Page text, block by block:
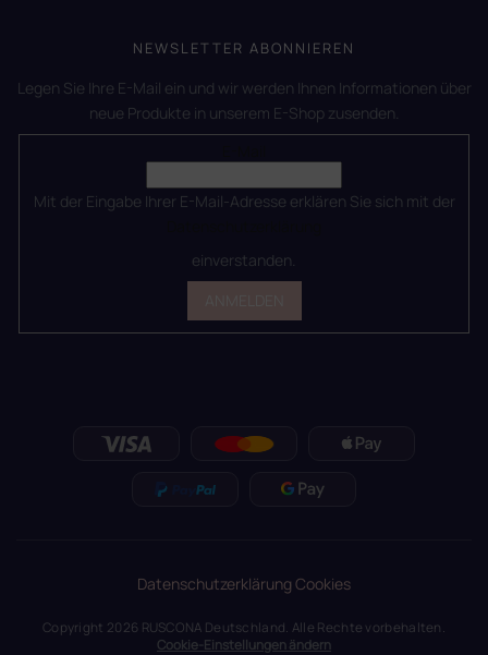
NEWSLETTER ABONNIEREN
Legen Sie Ihre E-Mail ein und wir werden Ihnen Informationen über
neue Produkte in unserem E-Shop zusenden.
Mit der Eingabe Ihrer E-Mail-Adresse erklären Sie sich mit der
einverstanden.
DatenschutzerklärungCookies
Copyright 2026 RUSCONA Deutschland. Alle Rechte vorbehalten.
Cookie-Einstellungen ändern